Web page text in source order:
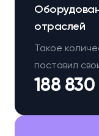
188
отраслей
Такое
поставил